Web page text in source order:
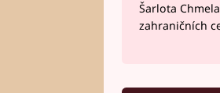
Šarlota
zahraničních